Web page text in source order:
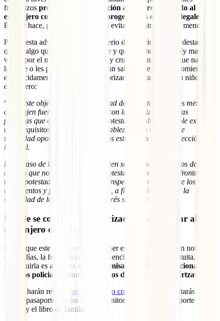
fronterizos presten especial atención a menores viajando al
extranjero con solo uno de sus progenitores o tutores legales
Esto se hace, principalmente, para evitar la sustracción de menores.
Pese a esta advertencia del Ministerio de Exteriores, cabe destacar
que es algo que no siempre sucede y que muchos padres (y madres)
viajan por el mundo con sus hijos y cruzan fronteras sin que nadie
les pare o les pregunte por ello. Aun sabiendo esto, se recomienda
encarecidamente el tramitar la autorización para viajar con niños al
extranjero:
“ Con este objetivo y con la finalidad de garantizar que los menores
que viajen fuera del país cuenten con la autorización de las
personas que ostentan su patria potestad, resulta ineludible exigir
unos requisitos específicos que establezcan las medidas de
seguridad oportunas que eleven los estándares de su protección
integral.
En el caso de los menores que viajen solos o acompañados de
adultos que no ejercen la patria potestad, los agentes de fronteras
tienen potestad para realizar una inspección minuciosa de los
documentos y justificantes de viaje, a fin de salvaguardar la
seguridad de los menores y su interés superior.
Dónde se consigue la autorización para viajar al
extranjero con menores
Pese a que este documento puede ser expedido también en notarías
o alcaldías, la forma más rápida y sencilla, además de gratuita, de
conseguirla es a través de una comisaría de Policía Nacional o de
cuerpos policiales como los Mossos d’Esquadra y la Ertzaina
Ahí, te harán rellenar un documento como ESTE
. Necesitarás los
DNI o pasaportes de los dos progenitores, el DNI o pasaporte del
menor y el libro de familia